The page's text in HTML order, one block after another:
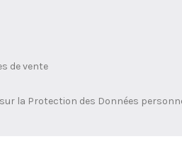
de vente
la Protection des Données